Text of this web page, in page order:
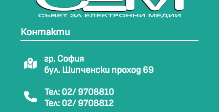
Контакти
гр. София
бул. Шипченски проход 69
Тел: 02/ 9708810
Тел: 02/ 9708812